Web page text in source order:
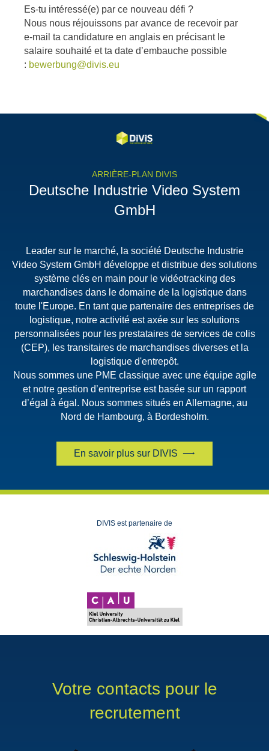
Es-tu intéressé(e) par ce nouveau défi ?
Nous nous réjouissons par avance de recevoir par
e-mail ta candidature en anglais en précisant le
salaire souhaité et ta date d’embauche possible
: bewerbung@divis.eu
ARRIÈRE-PLAN DIVIS
Deutsche Industrie Video System
GmbH
Leader sur le marché, la société Deutsche Industrie
Video System GmbH développe et distribue des solutions
système clés en main pour le vidéotracking des
marchandises dans le domaine de la logistique dans
toute l'Europe. En tant que partenaire des entreprises de
logistique, notre activité est axée sur les solutions
personnalisées pour les prestataires de services de colis
(CEP), les transitaires de marchandises diverses et la
logistique d'entrepôt.
Nous sommes une PME classique avec une équipe agile
et notre gestion d’entreprise est basée sur un rapport
d’égal à égal. Nous sommes situés en Allemagne, au
Nord de Hambourg, à Bordesholm.
En savoir plus sur DIVIS
DIVIS est partenaire de
Votre contacts pour le
recrutement